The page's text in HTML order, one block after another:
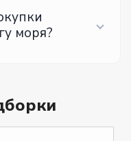
моря?